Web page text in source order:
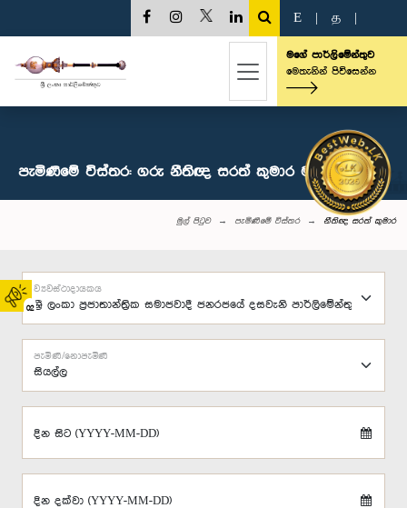
02
E த
මගේ පාර්ලිමේන්තුව
මෙතැනින් පිවිසෙන්න
පැමිණීමේ විස්තර: ගරු නීතිඥ සරත් කුමාර මහතා, පා.ම.
මුල් පිටුව පැමිණීමේ විස්තර නීතිඥ සරත් කුමාර
ව්‍යවස්ථාදායකය
පැමිණි/නොපැමිණි
දින සිට (YYYY-MM-DD)
දින දක්වා (YYYY-MM-DD)